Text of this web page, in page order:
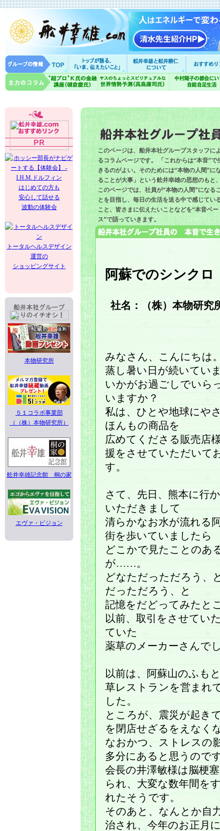
はじめての方も
安心して話せる
波動の体験会
トータルヘルスデザイン
運営の
ショッピングサイト
本物研究所
５１コラボ事業部
（（株）本物研究所）
舩井幸雄記念館 桐の家
エヴァ・ビジョン
このページは、船井本社グループスタッフに
るコラムページです。 「これからは“本音”で
きるのがよい。そのためには“本物の人間”に
ることが大事」という舩井幸雄の思想のもと
このページでは、社員が“本物の人間”になる
とを目指し、毎日の生活を送る中で感じてい
こと、皆さまに伝えたいことなどを“本音ベー
ス”で語っていきます。
阿蘇でのシンクロ
社名：（株）本物研
みなさん、こんにちは
蒸し暑い日が続いてい
いかがお過ごしでいら
いますか？
私は、ひとや地球にや
ほんもの商品を
広めてくださる販売店
援をさせていただいて
す。
さて、先日、熊本に行
いただきまして
清らかなお水が流れる
街を歩いていましたら
どこかで見たことのあ
が……。
どなただっただろう、
だっただろう、と
記憶をだどってみたと
以前、取引をさせてい
ていた
薬草のメーカーさんで
以前は、阿蘇山のふも
草レストランを営まれ
した。
ところが、震災が起き
を閉店せざるをえなく
なおかつ、ストレスの
多分にあると思うので
会長の井澤敏様は脳梗
られ、大変な数年間を
れたそうです。
そのあと、なんとか自
治され、今年のお正月